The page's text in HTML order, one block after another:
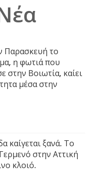
Παρασκευή το
η φωτιά που
στην Βοιωτία, καίει
μέσα στην
καίγεται ξανά. Το
στην Αττική
κλοιό.